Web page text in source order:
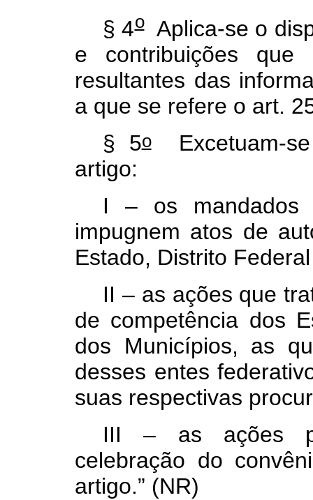
§ 4oAplica-se o
e contribuições que
resultantes das
a que se refere o art.
§ 5oExcetuam-
artigo:
I – os mandados
impugnem atos de
Estado, Distrito
II – as ações que
de competência dos
dos Municípios, as
desses entes
suas respectivas
III – as ações
celebração do
artigo.” (NR)